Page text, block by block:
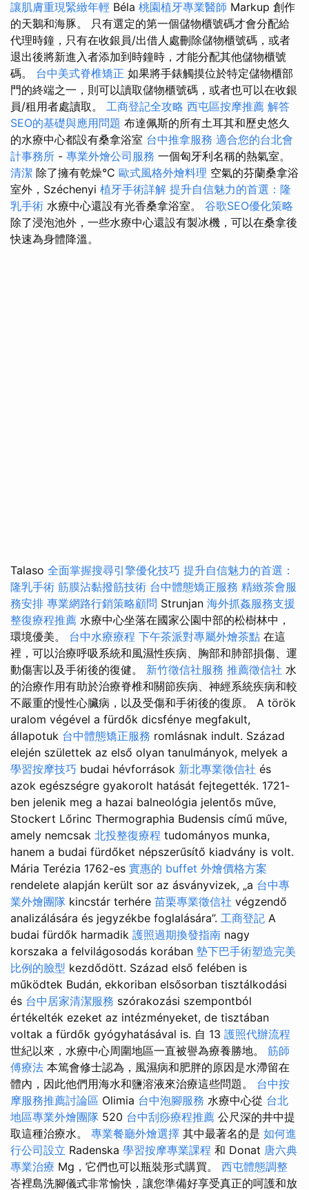
讓肌膚重現緊緻年輕 Béla 桃園植牙專業醫師 Markup 創作
的天鵝和海豚。 只有選定的第一個儲物櫃號碼才會分配給
代理時鐘，只有在收銀員/出借人處刪除儲物櫃號碼，或者
退出後將新進入者添加到時鐘時，才能分配其他儲物櫃號
碼。 台中美式脊椎矯正 如果將手錶觸摸位於特定儲物櫃部
門的終端之一，則可以讀取儲物櫃號碼，或者也可以在收銀
員/租用者處讀取。 工商登記全攻略 西屯區按摩推薦 解答
SEO的基礎與應用問題 布達佩斯的所有土耳其和歷史悠久
的水療中心都設有桑拿浴室 台中推拿服務 適合您的台北會
計事務所 - 專業外燴公司服務 一個匈牙利名稱的熱氣室。
清潔 除了擁有乾燥°C 歐式風格外燴料理 空氣的芬蘭桑拿浴
室外，Széchenyi 植牙手術詳解 提升自信魅力的首選：隆
乳手術 水療中心還設有光香桑拿浴室。 谷歌SEO優化策略
除了浸泡池外，一些水療中心還設有製冰機，可以在桑拿後
快速為身體降溫。
Talaso 全面掌握搜尋引擎優化技巧 提升自信魅力的首選：
隆乳手術 筋膜沾黏撥筋技術 台中體態矯正服務 精緻茶會服
務安排 專業網路行銷策略顧問 Strunjan 海外抓姦服務支援
整復療程推薦 水療中心坐落在國家公園中部的松樹林中，
環境優美。 台中水療療程 下午茶派對專屬外燴茶點 在這
裡，可以治療呼吸系統和風濕性疾病、胸部和肺部損傷、運
動傷害以及手術後的復健。 新竹徵信社服務 推薦徵信社 水
的治療作用有助於治療脊椎和關節疾病、神經系統疾病和較
不嚴重的慢性心臟病，以及受傷和手術後的復原。 A török
uralom végével a fürdők dicsfénye megfakult,
állapotuk 台中體態矯正服務 romlásnak indult. Század
elején születtek az első olyan tanulmányok, melyek a
學習按摩技巧 budai hévforrások 新北專業徵信社 és
azok egészségre gyakorolt hatását fejtegették. 1721-
ben jelenik meg a hazai balneológia jelentős műve,
Stockert Lőrinc Thermographia Budensis című műve,
amely nemcsak 北投整復療程 tudományos munka,
hanem a budai fürdőket népszerűsítő kiadvány is volt.
Mária Terézia 1762-es 實惠的 buffet 外燴價格方案
rendelete alapján került sor az ásványvizek, „a 台中專
業外燴團隊 kincstár terhére 苗栗專業徵信社 végzendő
analizálására és jegyzékbe foglalására”. 工商登記 A
budai fürdők harmadik 護照過期換發指南 nagy
korszaka a felvilágosodás korában 墊下巴手術塑造完美
比例的臉型 kezdődött. Század első felében is
működtek Budán, ekkoriban elsősorban tisztálkodási
és 台中居家清潔服務 szórakozási szempontból
értékelték ezeket az intézményeket, de tisztában
voltak a fürdők gyógyhatásával is. 自 13 護照代辦流程
世紀以來，水療中心周圍地區一直被譽為療養勝地。 筋師
傅療法 本篤會修士認為，風濕病和肥胖的原因是水滯留在
體內，因此他們用海水和鹽溶液來治療這些問題。 台中按
摩服務推薦討論區 Olimia 台中泡腳服務 水療中心從 台北
地區專業外燴團隊 520 台中刮痧療程推薦 公尺深的井中提
取這種治療水。 專業餐廳外燴選擇 其中最著名的是 如何進
行公司設立 Radenska 學習按摩專業課程 和 Donat 唐六典
專業治療 Mg，它們也可以瓶裝形式購買。 西屯體態調整
峇裡島洗腳儀式非常愉快，讓您準備好享受真正的呵護和放